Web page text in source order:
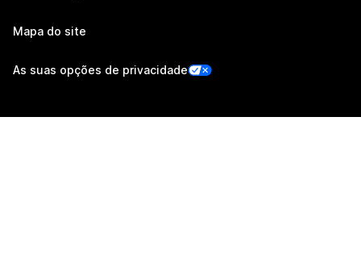
Mapa do site
As suas opções de privacidade